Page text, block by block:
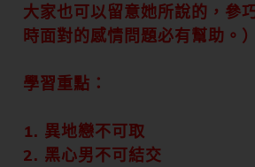
大家也可以留意她所說的，參
時面對的感情問題必有幫助。）
學習重點：
1. 異地戀不可取
2. 黑心男不可結交